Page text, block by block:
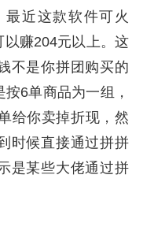
近这款软件可火
赚204元以上。这
不是你拼团购买的
6单商品为一组，
给你卖掉折现，然
时候直接通过拼拼
是某些大佬通过拼